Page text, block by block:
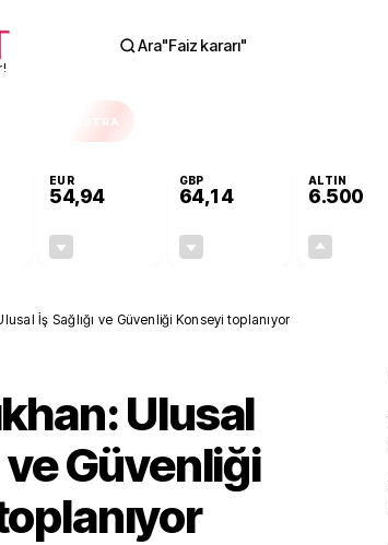
Ara"Faiz kararı"
EKSTRA
EUR
54,94
GBP
64,14
ALTIN
6.500
İş Sağlığı ve Güvenliği Konseyi toplanıyor
Ulusal
ve Güvenliği